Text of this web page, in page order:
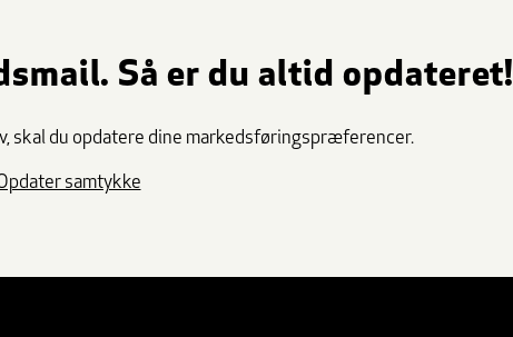
Så er du altid opdateret!
skal du opdatere dine markedsføringspræferencer.
samtykke